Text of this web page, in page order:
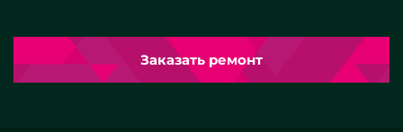
Заказать ремонт